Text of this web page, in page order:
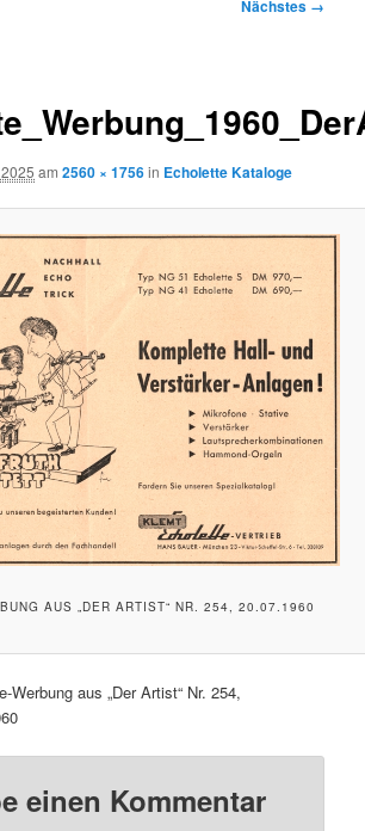
Nächstes →
am2560 × 1756in Echolette Kataloge
AUS „DER ARTIST“ NR. 254, 20.07.1960
Werbung aus „Der Artist“ Nr. 254,
einen Kommentar